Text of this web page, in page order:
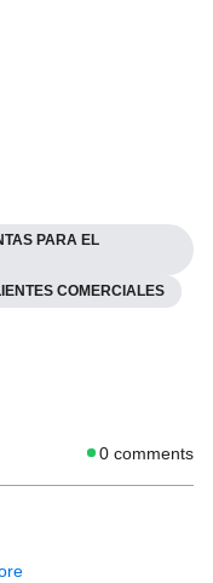
PARA EL
COMERCIALES
0 comments